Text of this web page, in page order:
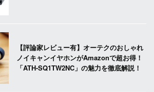
【評論家レビュー有】オーテクのおしゃれ
ノイキャンイヤホンがAmazonで超お得！
「ATH-SQ1TW2NC」の魅力を徹底解説！